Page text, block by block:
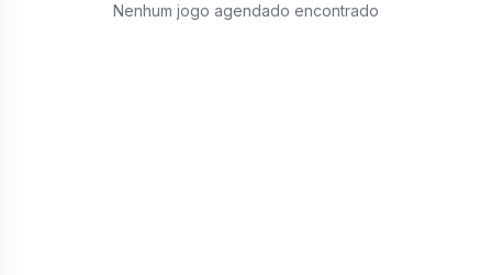
Nenhum jogo agendado encontrado